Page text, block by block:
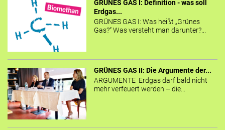
GRÜNES GAS I: Definition - was soll
Erdgas...
GRÜNES GAS I: Was heißt „Grünes
Gas?“ Was versteht man darunter?...
GRÜNES GAS II: Die Argumente der...
ARGUMENTE Erdgas darf bald nicht
mehr verfeuert werden – die...